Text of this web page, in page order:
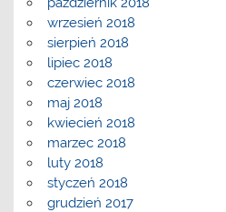
wrzesień 2018
sierpień 2018
lipiec 2018
czerwiec 2018
maj 2018
kwiecień 2018
marzec 2018
luty 2018
styczeń 2018
grudzień 2017